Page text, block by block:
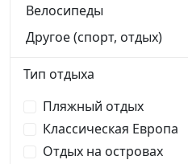
Велосипеды
Другое (спорт, отдых)
Тип отдыха
Пляжный отдых
Классическая Европа
Отдых на островах